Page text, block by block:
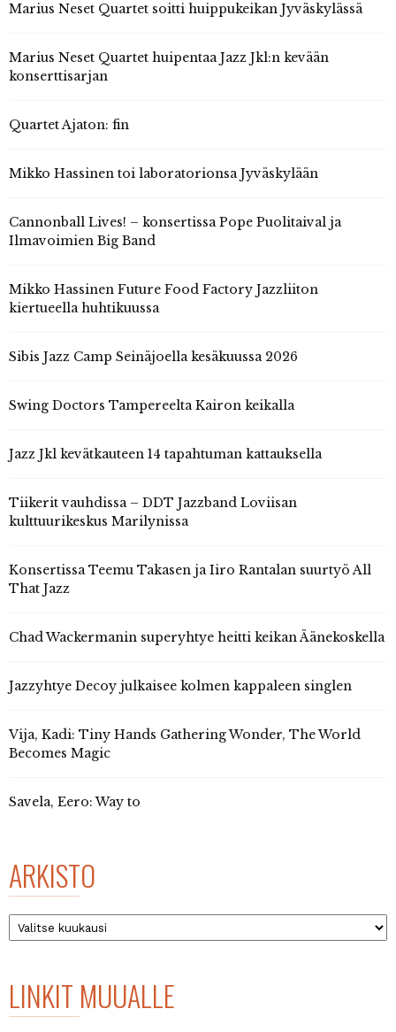
Marius Neset Quartet soitti huippukeikan Jyväskylässä
Marius Neset Quartet huipentaa Jazz Jkl:n kevään
konserttisarjan
Quartet Ajaton: fin
Mikko Hassinen toi laboratorionsa Jyväskylään
Cannonball Lives! – konsertissa Pope Puolitaival ja
Ilmavoimien Big Band
Mikko Hassinen Future Food Factory Jazzliiton
kiertueella huhtikuussa
Sibis Jazz Camp Seinäjoella kesäkuussa 2026
Swing Doctors Tampereelta Kairon keikalla
Jazz Jkl kevätkauteen 14 tapahtuman kattauksella
Tiikerit vauhdissa – DDT Jazzband Loviisan
kulttuurikeskus Marilynissa
Konsertissa Teemu Takasen ja Iiro Rantalan suurtyö All
That Jazz
Chad Wackermanin superyhtye heitti keikan Äänekoskella
Jazzyhtye Decoy julkaisee kolmen kappaleen singlen
Vija, Kadi: Tiny Hands Gathering Wonder, The World
Becomes Magic
Savela, Eero: Way to
ARKISTO
Arkisto
LINKIT MUUALLE